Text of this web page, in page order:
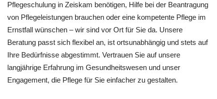
Pflegeschulung in Zeiskam benötigen, Hilfe bei der Beantragung
von Pflegeleistungen brauchen oder eine kompetente Pflege im
Ernstfall wünschen – wir sind vor Ort für Sie da. Unsere
Beratung passt sich flexibel an, ist ortsunabhängig und stets auf
Ihre Bedürfnisse abgestimmt. Vertrauen Sie auf unsere
langjährige Erfahrung im Gesundheitswesen und unser
Engagement, die Pflege für Sie einfacher zu gestalten.